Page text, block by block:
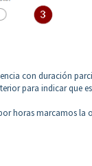
con duración
para indicar que
horas marcamos la